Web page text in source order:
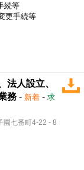
続等
更手続等
法人設立、
務 - 新着 - 求
園七番町4-22 - 8